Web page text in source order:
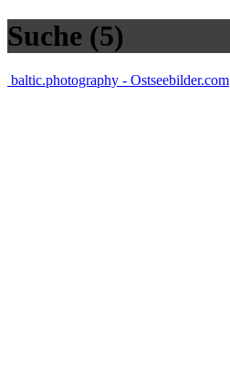
Suche (5)
baltic.photography - Ostseebilder.com